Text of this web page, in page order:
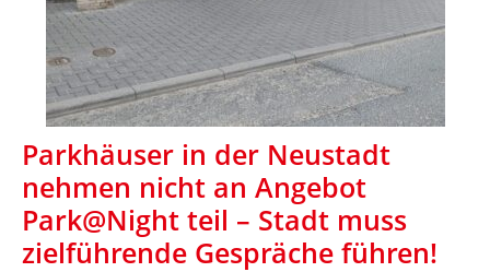
Parkhäuser in der Neustadt
nehmen nicht an Angebot
Park@Night teil – Stadt muss
zielführende Gespräche führen!